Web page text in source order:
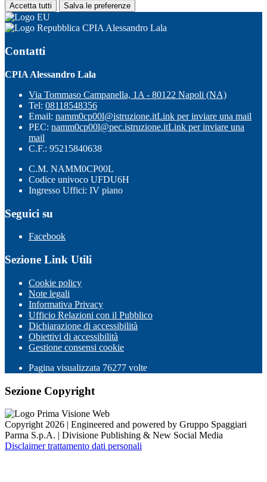
Accetta tutti Salva le preferenze
CPIA Alessandro Lala
Contatti
CPIA Alessandro Lala
Via Tommaso Campanella, 1A - 80122 Napoli (NA)
Tel: 08118548356
Email: namm0cp00l@istruzione.itLink per inviare una mail
PEC: namm0cp00l@pec.istruzione.itLink per inviare una
mail
C.F.: 95215840638
C.M. NAMM0CP00L
Codice univoco UFDU6H
Ingresso Uffici: IV piano
Seguici su
Facebook
Sezione Link Utili
Cookie policy
Note legali
Informativa Privacy
Ufficio Relazioni con il Pubblico
Dichiarazione di accessibilità
Obiettivi di accessibilità
Gestione consensi cookie
Pagina visualizzata 76277 volte
Sezione Copyright
Copyright 2026 | Engineered and powered by Gruppo Spaggiari
Parma S.p.A. | Divisione Publishing & New Social Media
Disclaimer trattamento dati personali